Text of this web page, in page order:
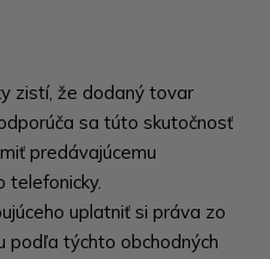
zistí, že dodaný tovar
sa túto skutočnosť
predávajúcemu
telefonicky.
uplatniť si práva zo
podľa týchto obchodných